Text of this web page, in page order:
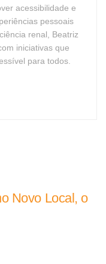
acessibilidade e
pessoais
renal, Beatriz
iniciativas que
para todos.
Novo Local, o